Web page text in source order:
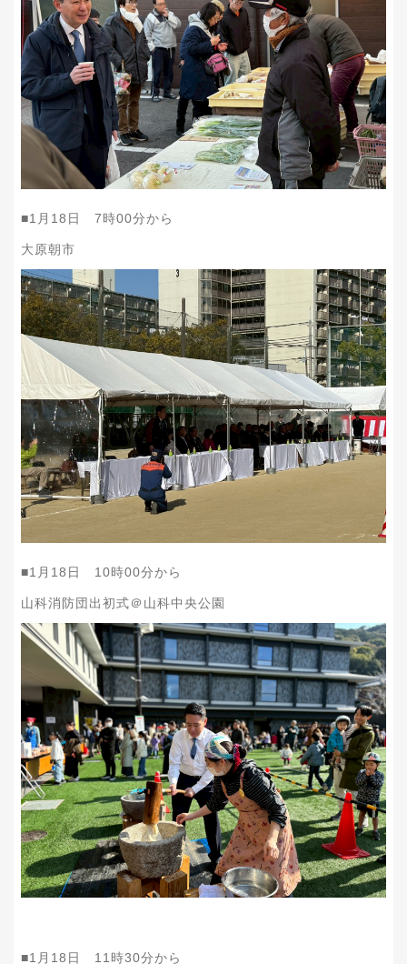
■1月18日 7時00分から
大原朝市
■1月18日 10時00分から
山科消防団出初式＠山科中央公園
■1月18日 11時30分から